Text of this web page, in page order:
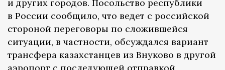
и других городов. Посольство республики
в России сообщило, что ведет с российской
стороной переговоры по сложившейся
ситуации, в частности, обсуждался вариант
трансфера казахстанцев из Внуково в другой